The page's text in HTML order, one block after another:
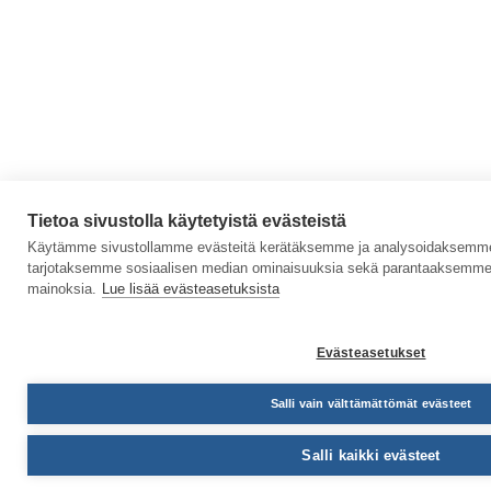
Tietoa sivustolla käytetyistä evästeistä
Käytämme sivustollamme evästeitä kerätäksemme ja
tarjotaksemme sosiaalisen median ominaisuuksia sekä
mainoksia. Lue lisää evästeasetuksista
Evästeasetukset
Salli vain välttämättömät evästeet
Salli kaikki evästeet